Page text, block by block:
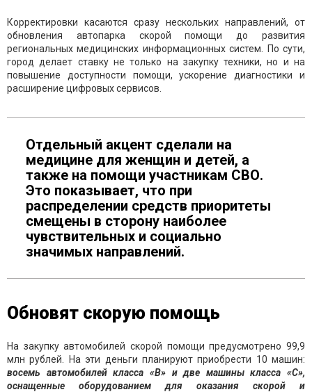
Корректировки касаются сразу нескольких направлений, от
обновления автопарка скорой помощи до развития
региональных медицинских информационных систем. По сути,
город делает ставку не только на закупку техники, но и на
повышение доступности помощи, ускорение диагностики и
расширение цифровых сервисов.
Отдельный акцент сделали на
медицине для женщин и детей, а
также на помощи участникам СВО.
Это показывает, что при
распределении средств приоритеты
смещены в сторону наиболее
чувствительных и социально
значимых направлений.
Обновят скорую помощь
На закупку автомобилей скорой помощи предусмотрено 99,9
млн рублей. На эти деньги планируют приобрести 10 машин:
восемь автомобилей класса «В» и две машины класса «С»,
оснащенные оборудованием для оказания скорой и